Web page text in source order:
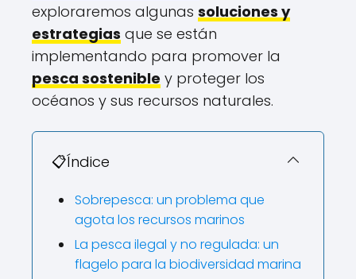
exploraremos algunas soluciones y
estrategias que se están
implementando para promover la
pesca sostenible y proteger los
océanos y sus recursos naturales.
📋Índice
Sobrepesca: un problema que
agota los recursos marinos
La pesca ilegal y no regulada: un
flagelo para la biodiversidad marina